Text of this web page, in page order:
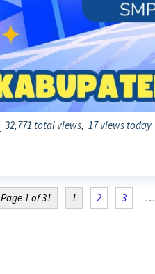
32,771 total views, 17 views today
Page 1 of 31 1 2 3 …